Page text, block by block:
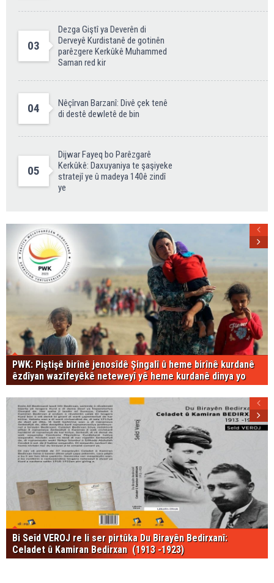
03
Dezga Giştî ya Deverên di
Derveyê Kurdistanê de gotinên
parêzgere Kerkûkê Muhammed
Saman red kir
04
Nêçîrvan Barzanî: Divê çek tenê
di destê dewletê de bin
05
Dijwar Fayeq bo Parêzgarê
Kerkûkê: Daxuyaniya te şaşiyeke
stratejî ye û madeya 140ê zindî
ye
PWK: Piştişê birînê jenosîdê Şingalî û heme birînê kurdanê
êzdîyan wazîfeyêkê neteweyî yê heme kurdanê dinya yo
Bi Seîd VEROJ re li ser pirtûka Du Birayên Bedirxanî:
Celadet û Kamiran Bedirxan (1913 -1923)